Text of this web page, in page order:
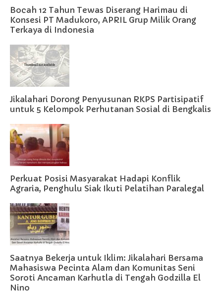
Bocah 12 Tahun Tewas Diserang Harimau di
Konsesi PT Madukoro, APRIL Grup Milik Orang
Terkaya di Indonesia
Jikalahari Dorong Penyusunan RKPS Partisipatif
untuk 5 Kelompok Perhutanan Sosial di Bengkalis
Perkuat Posisi Masyarakat Hadapi Konflik
Agraria, Penghulu Siak Ikuti Pelatihan Paralegal
Saatnya Bekerja untuk Iklim: Jikalahari Bersama
Mahasiswa Pecinta Alam dan Komunitas Seni
Soroti Ancaman Karhutla di Tengah Godzilla El
Nino